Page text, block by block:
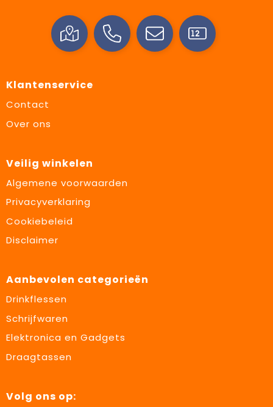
Klantenservice
Contact
Over ons
Veilig winkelen
Algemene voorwaarden
Privacyverklaring
Cookiebeleid
Disclaimer
Aanbevolen categorieën
Drinkflessen
Schrijfwaren
Elektronica en Gadgets
Draagtassen
Volg ons op: